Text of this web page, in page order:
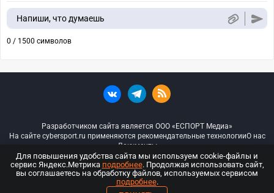
Напиши, что думаешь
0 / 1500 символов
Разработчиком сайта является ООО «ЕСПОРТ Медиа»
На сайте cybersport.ru применяются рекомендательные технологииО нас
Документы
© ООО «Киберспорт.ру» — Все права защищены
18+
Для повышения удобства сайта мы используем cookie-файлы и
сервис Яндекс.Метрика подробнее. Продолжая использовать сайт,
вы соглашаетесь на обработку файлов, используемых сервисом
подробнее.